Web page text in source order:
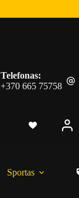
Telefonas:
+370 665 75758
Sportas